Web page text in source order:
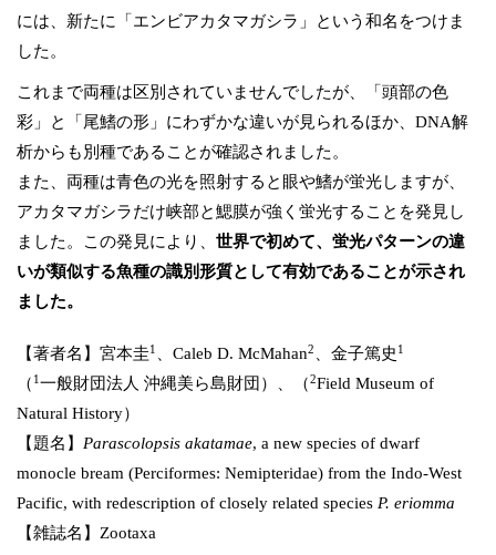
には、新たに「エンビアカタマガシラ」という和名をつけま
した。
これまで両種は区別されていませんでしたが、「頭部の色
彩」と「尾鰭の形」にわずかな違いが見られるほか、DNA解
析からも別種であることが確認されました。
また、両種は青色の光を照射すると眼や鰭が蛍光しますが、
アカタマガシラだけ峡部と鰓膜が強く蛍光することを発見し
ました。この発見により、 世界で初めて、蛍光パターンの違
いが類似する魚種の識別形質として有効であることが示され
ました。
【著者名】宮本圭1 、Caleb D. McMahan2 、金子篤史 1
（ 1一般財団法人 沖縄美ら島財団）、（2Field Museum of
Natural History）
【題名】 Parascolopsis akatamae, a new species of dwarf
monocle bream (Perciformes: Nemipteridae) from the Indo-West
Pacific, with redescription of closely related species P. eriomma
【雑誌名】Zootaxa